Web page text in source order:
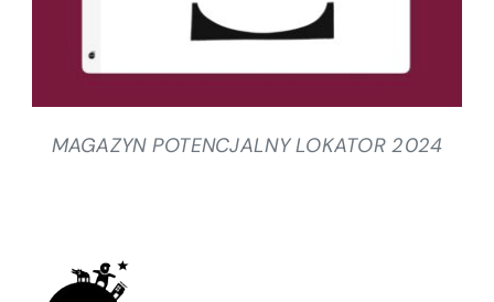
MAGAZYN POTENCJALNY LOKATOR 2024